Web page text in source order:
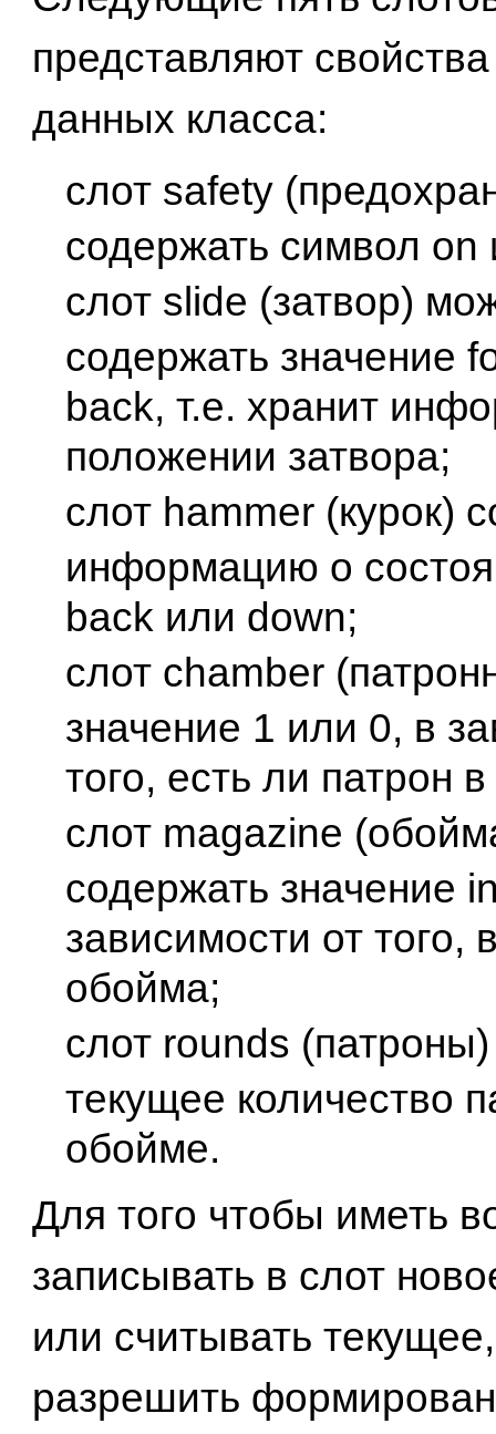
представляют
данных класса:
слот safety
содержать символ on
слот slide (затвор)
содержать значение
back, т.е. хранит
положении затвора;
слот hammer (курок)
информацию о
back или down;
слот chamber
значение 1 или 0, в
того, есть ли патрон
слот magazine
содержать значение
зависимости от того,
обойма;
слот rounds
текущее количество
обойме.
Для того чтобы иметь
записывать в слот
или считывать
разрешить